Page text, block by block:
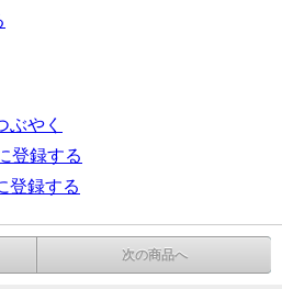
ぶやく
登録する
登録する
次の商品へ